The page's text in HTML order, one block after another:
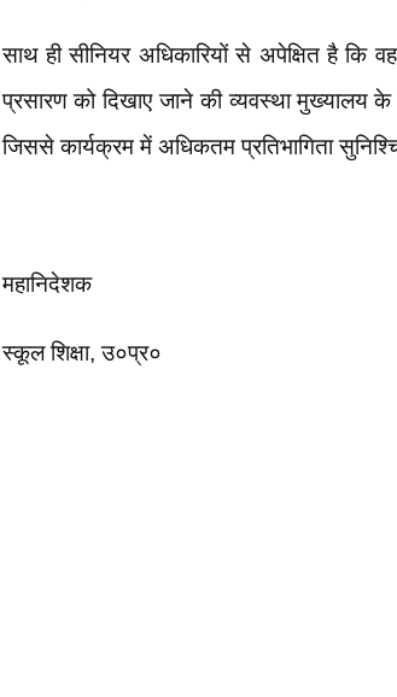
साथ ही सीनियर अधिकारियों से अपेक्षित है कि
प्रसारण को दिखाए जाने की व्यवस्था मुख्यालय के
जिससे कार्यक्रम में अधिकतम प्रतिभागिता
महानिदेशक
स्कूल शिक्षा, उ०प्र०